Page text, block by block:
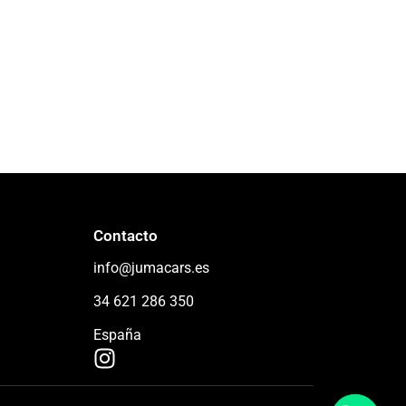
Contacto
info@jumacars.es
34 621 286 350
España
I
n